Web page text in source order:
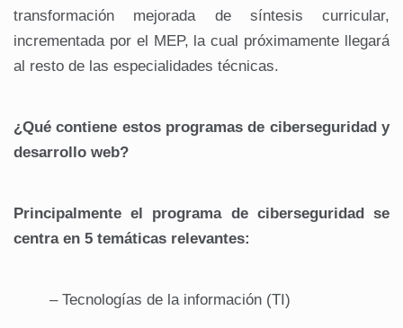
transformación mejorada de síntesis curricular,
incrementada por el MEP, la cual próximamente llegará
al resto de las especialidades técnicas.
¿Qué contiene estos programas de ciberseguridad y
desarrollo web?
Principalmente el programa de ciberseguridad se
centra en 5 temáticas relevantes:
– Tecnologías de la información (TI)